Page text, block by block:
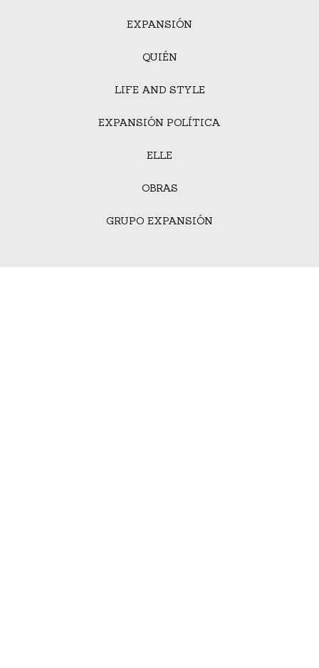
EXPANSIÓN
QUIÉN
LIFE AND STYLE
EXPANSIÓN POLÍTICA
ELLE
OBRAS
GRUPO EXPANSIÓN